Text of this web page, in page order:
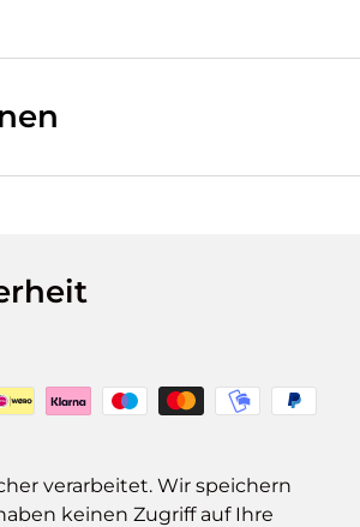
verarbeitet. Wir speichern
keinen Zugriff auf Ihre